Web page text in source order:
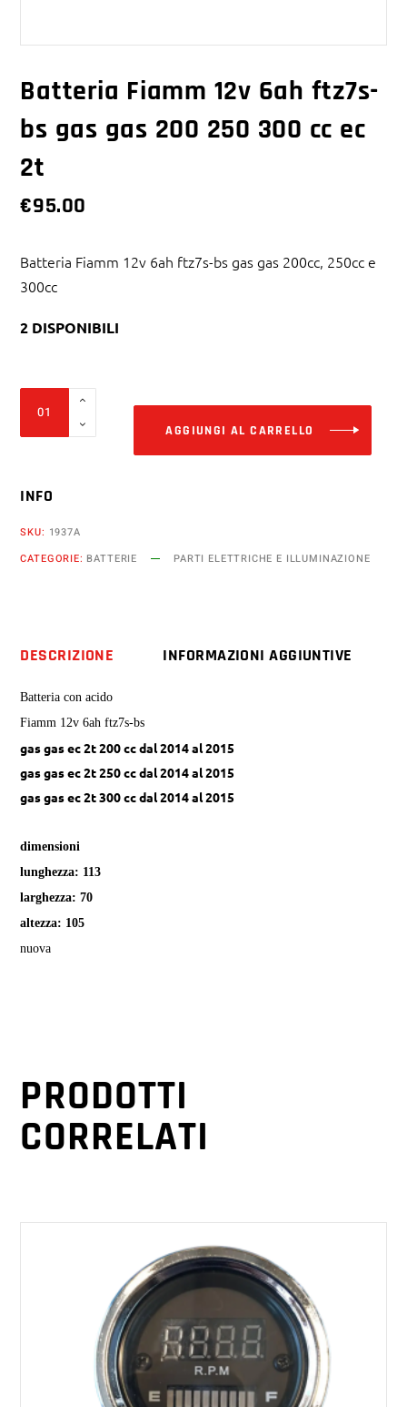
Batteria Fiamm 12v 6ah ftz7s-
bs gas gas 200 250 300 cc ec
2t
€95.00
Batteria Fiamm 12v 6ah ftz7s-bs gas gas 200cc, 250cc e
300cc
2 DISPONIBILI
Fiamm
ftz7s-
ec
2t
quantity
AGGIUNGI AL CARRELLO
INFO
SKU: 1937A
CATEGORIE: BATTERIE PARTI ELETTRICHE E ILLUMINAZIONE
DESCRIZIONE INFORMAZIONI AGGIUNTIVE
Batteria con acido
Fiamm 12v 6ah ftz7s-bs
gas gas ec 2t 200 cc dal 2014 al 2015
gas gas ec 2t 250 cc dal 2014 al 2015
gas gas ec 2t 300 cc dal 2014 al 2015
dimensioni
lunghezza: 113
larghezza: 70
altezza: 105
nuova
PRODOTTI
CORRELATI
AGGIUNGI AL CARRELLO